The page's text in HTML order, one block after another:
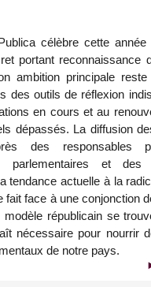
célèbre cette année
portant reconnaissance
ambition principale
des outils de réflexion
en cours et au
dépassés. La diffusion
des responsables
parlementaires et des
tendance actuelle à la
face à une conjonction
républicain se
nécessaire pour nourrir
de notre pays.